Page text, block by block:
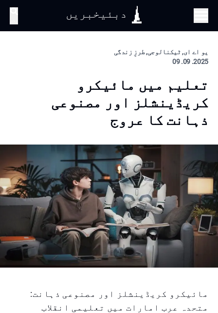
دبئیخبریں
یو اے ای, ٹیکنالوجی, طرزِ زندگی
2025. 09. 09
تعلیم میں مائیکرو
کریڈینشلز اور مصنوعی
ذہانت کا عروج
مائیکرو کریڈینشلز اور مصنوعی ذہانت:
متحدہ عرب امارات میں تعلیمی انقلاب